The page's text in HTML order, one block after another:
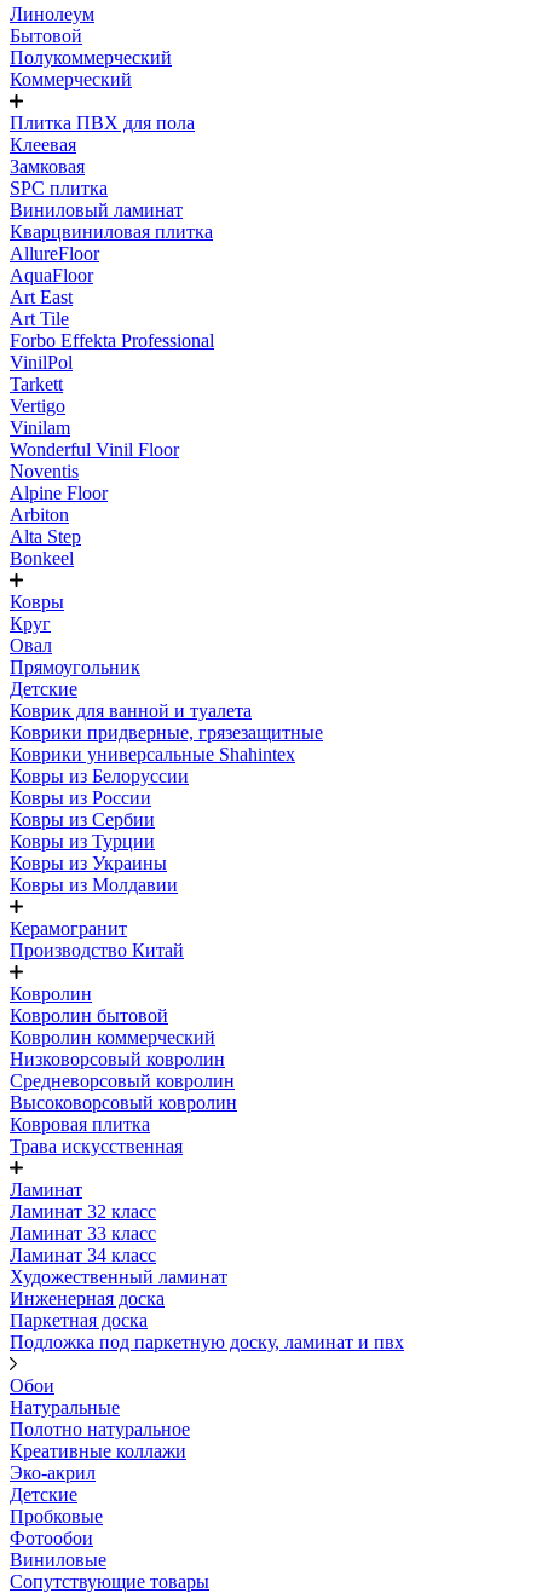
Линолеум
Бытовой
Полукоммерческий
Коммерческий
Плитка ПВХ для пола
Клеевая
Замковая
SPC плитка
Виниловый ламинат
Кварцвиниловая плитка
AllureFloor
AquaFloor
Art East
Art Tile
Forbo Effekta Professional
VinilPol
Tarkett
Vertigo
Vinilam
Wonderful Vinil Floor
Noventis
Alpine Floor
Arbiton
Alta Step
Bonkeel
Ковры
Круг
Овал
Прямоугольник
Детские
Коврик для ванной и туалета
Коврики придверные, грязезащитные
Коврики универсальные Shahintex
Ковры из Белоруссии
Ковры из России
Ковры из Сербии
Ковры из Турции
Ковры из Украины
Ковры из Молдавии
Керамогранит
Производство Китай
Ковролин
Ковролин бытовой
Ковролин коммерческий
Низковорсовый ковролин
Средневорсовый ковролин
Высоковорсовый ковролин
Ковровая плитка
Трава искусственная
Ламинат
Ламинат 32 класс
Ламинат 33 класс
Ламинат 34 класс
Художественный ламинат
Инженерная доска
Паркетная доска
Подложка под паркетную доску, ламинат и пвх
Обои
Натуральные
Полотно натуральное
Креативные коллажи
Эко-акрил
Детские
Пробковые
Фотообои
Виниловые
Сопутствующие товары